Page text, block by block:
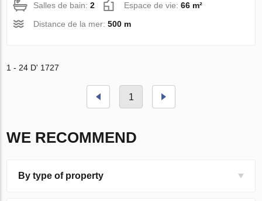
Salles de bain:2 Espace de vie:66 m²
Distance de la mer:500 m
1 - 24 D' 1727
1
WE RECOMMEND
By type of property